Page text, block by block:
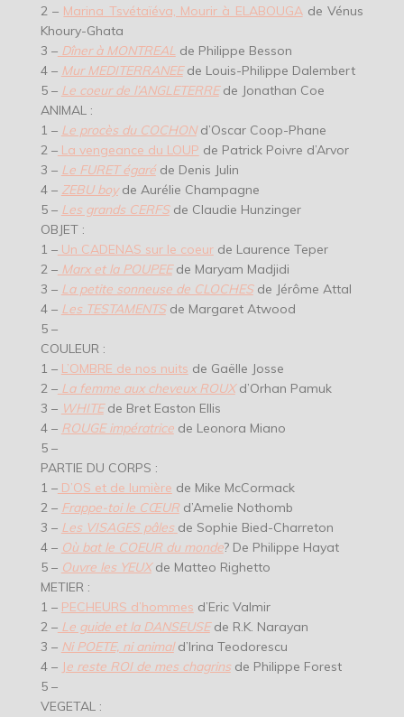
2 – Marina Tsvétaïéva, Mourir à ELABOUGAde Vénus
Khoury-Ghata
3 –Dîner à MONTREALde Philippe Besson
4 – Mur MEDITERRANEEde Louis-Philippe Dalembert
5 – Le coeur de l’ANGLETERREde Jonathan Coe
ANIMAL :
1 – Le procès du COCHONd’Oscar Coop-Phane
2 –La vengeance du LOUP de Patrick Poivre d’Arvor
3 – Le FURET égaréde Denis Julin
4 – ZEBU boyde Aurélie Champagne
5 – Les grands CERFSde Claudie Hunzinger
OBJET :
1 –Un CADENAS sur le coeurde Laurence Teper
2 –Marx et la POUPEEde Maryam Madjidi
3 – La petite sonneuse de CLOCHESde Jérôme Attal
4 – Les TESTAMENTSde Margaret Atwood
5 –
COULEUR :
1 – L’OMBRE de nos nuits de Gaëlle Josse
2 –La femme aux cheveux ROUXd’Orhan Pamuk
3 – WHITEde Bret Easton Ellis
4 – ROUGE impératricede Leonora Miano
5 –
PARTIE DU CORPS :
1 –D’OS et de lumière de Mike McCormack
2 – Frappe-toi le CŒURd’Amelie Nothomb
3 – Les VISAGES pâles de Sophie Bied-Charreton
4 – Où bat le COEUR du monde? De Philippe Hayat
5 – Ouvre les YEUXde Matteo Righetto
METIER :
1 – PECHEURS d’hommes d’Eric Valmir
2 –Le guide et la DANSEUSEde R.K. Narayan
3 – Ni POETE, ni animald’Irina Teodorescu
4 – Je reste ROI de mes chagrinsde Philippe Forest
5 –
VEGETAL :